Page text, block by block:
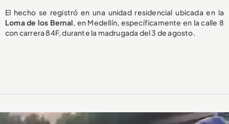
El hecho se registró en una unidad residencial ubicada en la
Loma de los Bernal, en Medellín, específicamente en la calle 8
con carrera 84F, durante la madrugada del 3 de agosto.